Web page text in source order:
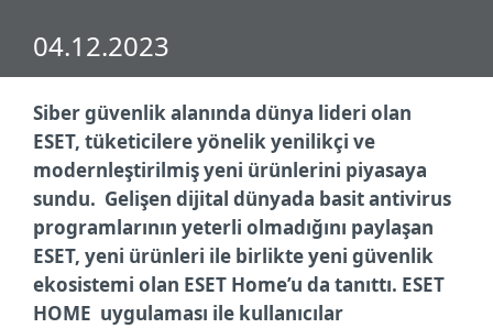
04.12.2023
Siber güvenlik alanında dünya lideri olan
ESET, tüketicilere yönelik yenilikçi ve
modernleştirilmiş yeni ürünlerini piyasaya
sundu. Gelişen dijital dünyada basit antivirus
programlarının yeterli olmadığını paylaşan
ESET, yeni ürünleri ile birlikte yeni güvenlik
ekosistemi olan ESET Home’u da tanıttı. ESET
HOME uygulaması ile kullanıcılar